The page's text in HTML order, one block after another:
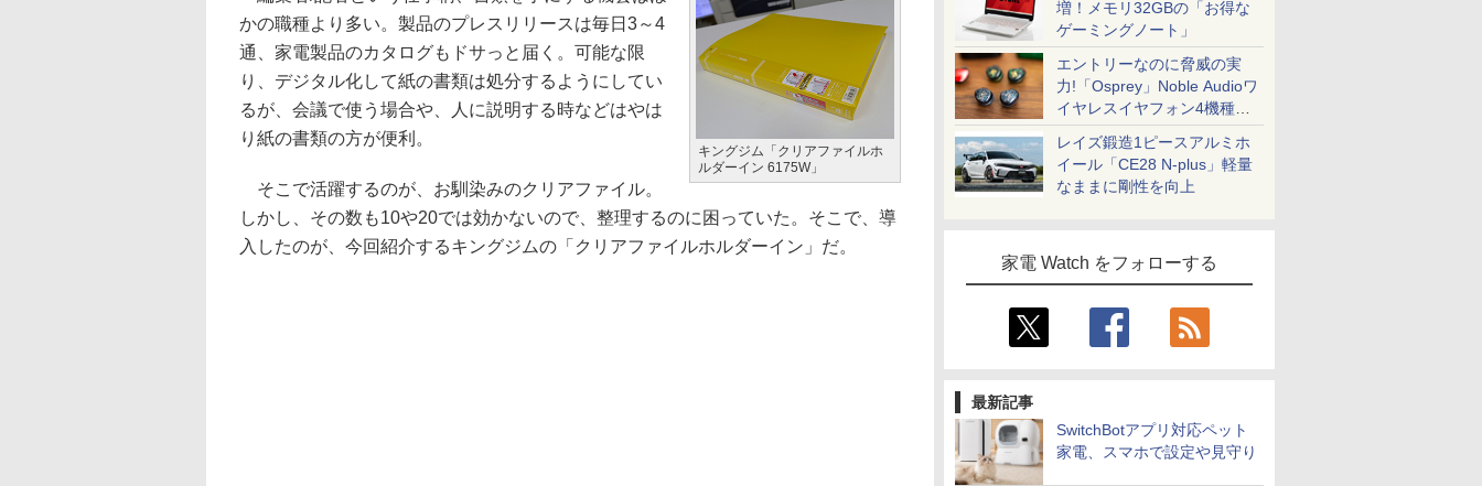
増！メモリ32GBの「お得な
ゲーミングノート」
エントリーなのに脅威の実
力!「Osprey」Noble Audioワ
イヤレスイヤフォン4機種を
一気に聴く
レイズ鍛造1ピースアルミホ
イール「CE28 N-plus」軽量
なままに剛性を向上
家電 Watch をフォローする
最新記事
SwitchBotアプリ対応ペット
家電、スマホで設定や見守り
キングジム「クリアファイルホ
ルダーイン 6175W」
かの職種より多い。製品のプレスリリースは毎日3～4
通、家電製品のカタログもドサっと届く。可能な限
り、デジタル化して紙の書類は処分するようにしてい
るが、会議で使う場合や、人に説明する時などはやは
り紙の書類の方が便利。
そこで活躍するのが、お馴染みのクリアファイル。
しかし、その数も10や20では効かないので、整理するのに困っていた。そこで、導
入したのが、今回紹介するキングジムの「クリアファイルホルダーイン」だ。